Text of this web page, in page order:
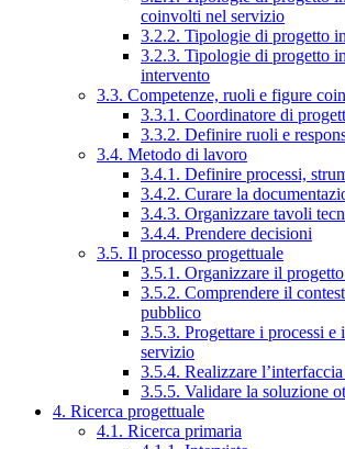
coinvolti nel servizio
3.2.2. Tipologie di progetto
3.2.3. Tipologie di progetto
intervento
3.3. Competenze, ruoli e figure
3.3.1. Coordinatore di
3.3.2. Definire ruoli e
3.4. Metodo di lavoro
3.4.1. Definire processi,
3.4.2. Curare la
3.4.3. Organizzare tavoli
3.4.4. Prendere decisioni
3.5. Il processo progettuale
3.5.1. Organizzare il
3.5.2. Comprendere il
pubblico
3.5.3. Progettare i processi e i
servizio
3.5.4. Realizzare
3.5.5. Validare la soluzione
4. Ricerca progettuale
4.1. Ricerca primaria